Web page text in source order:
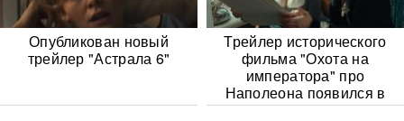
Опубликован новый
трейлер "Астрала 6"
Трейлер исторического
фильма "Охота на
императора" про
Наполеона появился в
Сети